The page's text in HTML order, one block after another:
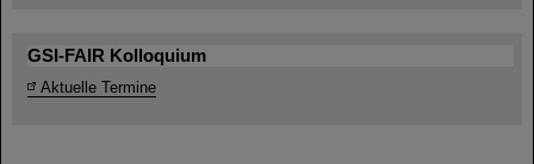
GSI-FAIR Kolloquium
Aktuelle Termine